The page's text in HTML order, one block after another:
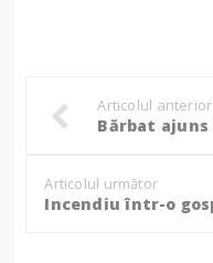
Articolul anterior
Articolul următor